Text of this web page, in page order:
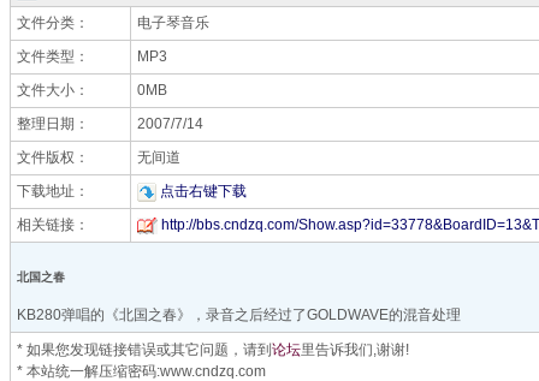
文件分类：
电子琴音乐
文件类型：
MP3
文件大小：
0MB
整理日期：
2007/7/14
文件版权：
无间道
下载地址：
点击右键下载
相关链接：
http://bbs.cndzq.com/
北国之春
KB280弹唱的《北国之春》，录音之后经过了GOLDWAVE的混音处理
* 如果您发现链接错误或其它问题，请到 论坛里告诉我们,谢谢!
* 本站统一解压缩密码:www.cndzq.com